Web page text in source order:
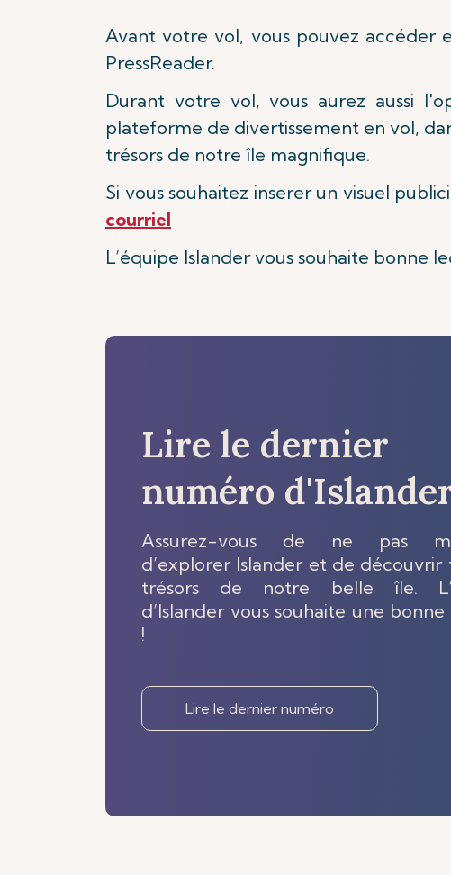
Avant votre vol, vous pouvez accéder
PressReader.
Durant votre vol, vous aurez aussi
plateforme de divertissement en vol,
trésors de notre île magnifique.
Si vous souhaitez inserer un visuel
courriel
L’équipe Islander vous souhaite bonne
Lire le dernier
numéro
Assurez-vous de ne pas
d’explorer Islander et de découvrir
trésors de notre belle île.
d’Islander vous souhaite une
!
Lire le dernier numéro